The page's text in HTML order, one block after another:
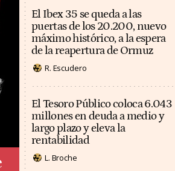
El Ibex 35 se queda a las
puertas de los 20.200, nuevo
máximo histórico, a la espera
de la reapertura de Ormuz
R. Escudero
El Tesoro Público coloca 6.043
millones en deuda a medio y
largo plazo y eleva la
rentabilidad
L. Broche